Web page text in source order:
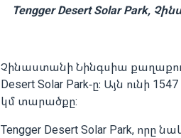
Tengger Desert Solar Park,
Չինաստանի Նինգսիա
Desert Solar Park-ը։ Այն ունի
կմ տարածքը:
Tengger Desert Solar Park,